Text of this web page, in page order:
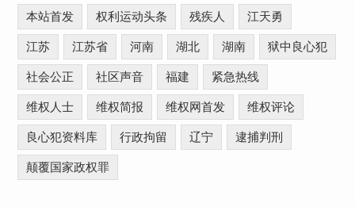
本站首发 权利运动头条 残疾人 江天勇
江苏 江苏省 河南 湖北 湖南 狱中良心犯
社会公正 社区声音 福建 紧急热线
维权人士 维权简报 维权网首发 维权评论
良心犯资料库 行政拘留 辽宁 逮捕判刑
颠覆国家政权罪